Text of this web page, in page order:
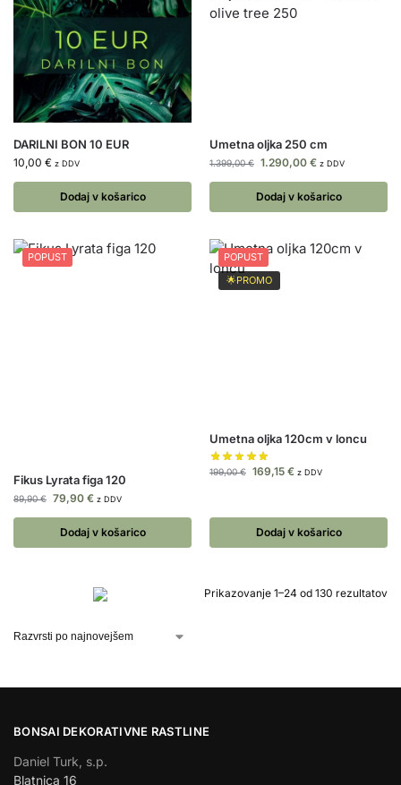
DARILNI BON 10 EUR
10,00 € z DDV
Dodaj v košarico
Umetna oljka 250 cm
1.399,00€ 1.290,00 € z DDV
Dodaj v košarico
POPUST
Fikus Lyrata figa 120
89,90€ 79,90 € z DDV
Dodaj v košarico
POPUST
🌟PROMO
Umetna oljka 120cm v loncu
199,00€ 169,15 € z DDV
Dodaj v košarico
Prikazovanje 1–24 od 130 rezultatov
BONSAI DEKORATIVNE RASTLINE
Daniel Turk, s.p.
Blatnica 16